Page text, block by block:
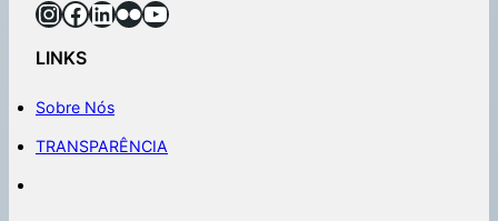
LINKS
Sobre Nós
TRANSPARÊNCIA